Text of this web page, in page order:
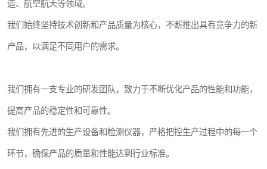
造、航空航天等领域。
我们始终坚持技术创新和产品质量为核心，不断推出具有竞争力的新
产品，以满足不同用户的需求。
我们拥有一支专业的研发团队，致力于不断优化产品的性能和功能，
提高产品的稳定性和可靠性。
我们拥有先进的生产设备和检测仪器，严格把控生产过程中的每一个
环节，确保产品的质量和性能达到行业标准。
测针